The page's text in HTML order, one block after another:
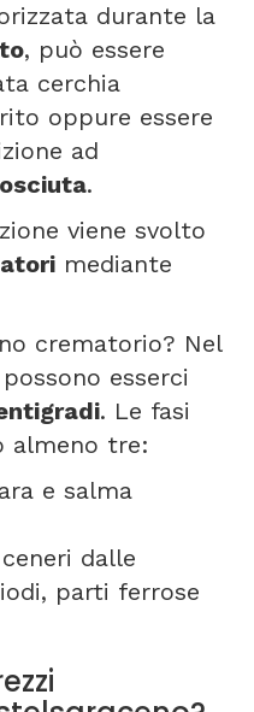
durante la
, può essere
cerchia
oppure essere
ad
.
viene svolto
mediante
crematorio? Nel
esserci
. Le fasi
almeno tre:
e salma
dalle
parti ferrose